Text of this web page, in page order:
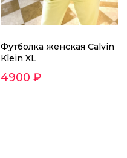
Футболка женская Calvin
Klein XL
4900 ₽